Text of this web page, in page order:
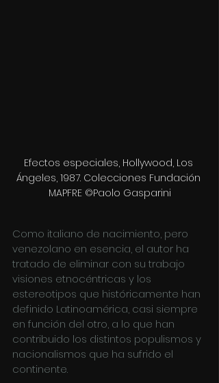
Efectos especiales, Hollywood, Los
Ángeles, 1987. Colecciones Fundación
MAPFRE ©Paolo Gasparini
Como italiano de nacimiento, pero
venezolano en esencia, el autor ha
tratado de eliminar con su trabajo
visiones etnocéntricas y los
estereotipos que históricamente han
definido Latinoamérica, casi siempre
en función del otro, a lo que han
contribuido los distintos populismos y
nacionalismos que ha sufrido el
continente.